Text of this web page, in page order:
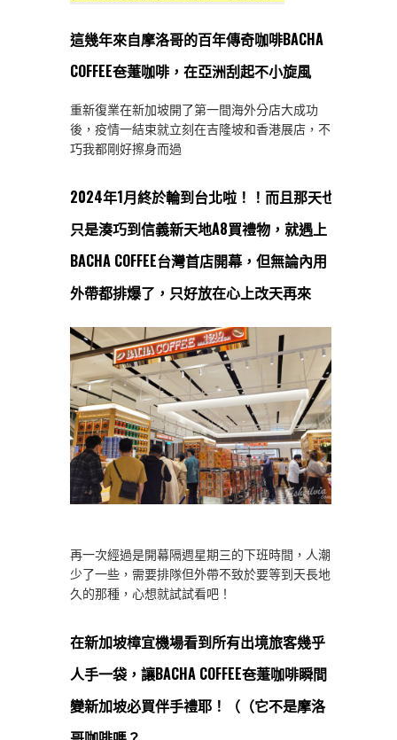
這幾年來自摩洛哥的百年傳奇咖啡BACHA
COFFEE夿萐咖啡，在亞洲刮起不小旋風
重新復業在新加坡開了第一間海外分店大成功
後，疫情一結束就立刻在吉隆坡和香港展店，不
巧我都剛好擦身而過
2024年1月終於輪到台北啦！！而且那天也
只是湊巧到信義新天地A8買禮物，就遇上
BACHA COFFEE台灣首店開幕，但無論內用
外帶都排爆了，只好放在心上改天再來
再一次經過是開幕隔週星期三的下班時間，人潮
少了一些，需要排隊但外帶不致於要等到天長地
久的那種，心想就試試看吧！
在新加坡樟宜機場看到所有出境旅客幾乎
人手一袋，讓BACHA COFFEE夿萐咖啡瞬間
變新加坡必買伴手禮耶！（（它不是摩洛